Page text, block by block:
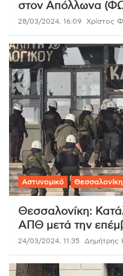
στον Απόλλωνα
28/03/2024, 16:09 Χρίστος
Αστυνομικό Θεσσαλονίκη
Θεσσαλονίκη:
ΑΠΘ μετά την
24/03/2024, 11:35 Δημήτρης